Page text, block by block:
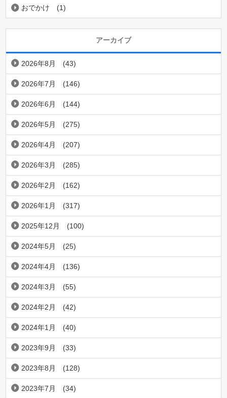
おでかけ (1)
アーカイブ
2026年8月 (43)
2026年7月 (146)
2026年6月 (144)
2026年5月 (275)
2026年4月 (207)
2026年3月 (285)
2026年2月 (162)
2026年1月 (317)
2025年12月 (100)
2024年5月 (25)
2024年4月 (136)
2024年3月 (55)
2024年2月 (42)
2024年1月 (40)
2023年9月 (33)
2023年8月 (128)
2023年7月 (34)